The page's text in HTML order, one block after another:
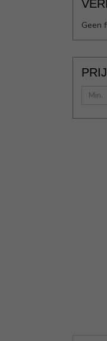
Geen